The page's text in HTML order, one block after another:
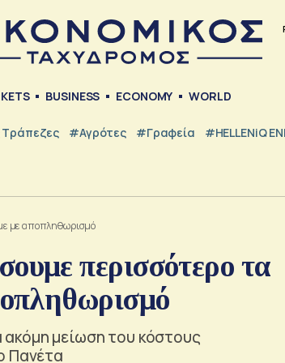
BUSINESS ECONOMY WORLD
Τράπεζες #Αγρότες #Γραφεία #HELLENiQ
με αποπληθωρισμό
περισσότερο τα
ακόμη μείωση του κόστους
Πανέτα